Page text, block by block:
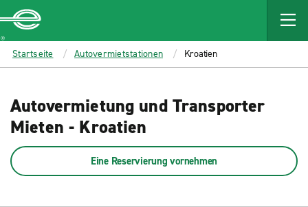
MAIN
CONTENT
Enterprise
Startseite Autovermietstationen Kroatien
Autovermietung und Transporter
Mieten - Kroatien
Eine Reservierung vornehmen